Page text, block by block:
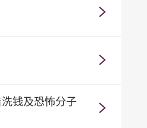
钱及恐怖分子